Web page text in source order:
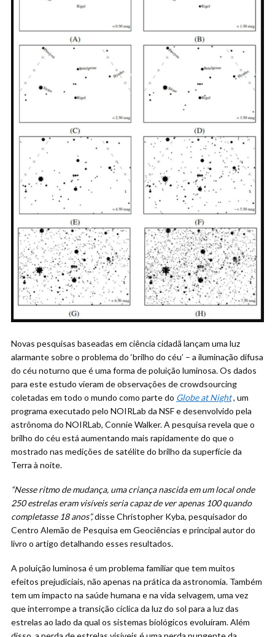
Novas pesquisas baseadas em ciência cidadã lançam uma luz
alarmante sobre o problema do ‘brilho do céu’ – a iluminação difusa
do céu noturno que é uma forma de poluição luminosa. Os dados
para este estudo vieram de observações de crowdsourcing
coletadas em todo o mundo como parte do Globe at Night, um
programa executado pelo NOIRLab da NSF e desenvolvido pela
astrônoma do NOIRLab, Connie Walker. A pesquisa revela que o
brilho do céu está aumentando mais rapidamente do que o
mostrado nas medições de satélite do brilho da superfície da
Terra à noite.
“Nesse ritmo de mudança, uma criança nascida em um local onde
250 estrelas eram visíveis seria capaz de ver apenas 100 quando
completasse 18 anos”,disse Christopher Kyba, pesquisador do
Centro Alemão de Pesquisa em Geociências e principal autor do
livro o artigo detalhando esses resultados.
A poluição luminosa é um problema familiar que tem muitos
efeitos prejudiciais, não apenas na prática da astronomia. Também
tem um impacto na saúde humana e na vida selvagem, uma vez
que interrompe a transição cíclica da luz do sol para a luz das
estrelas ao lado da qual os sistemas biológicos evoluíram. Além